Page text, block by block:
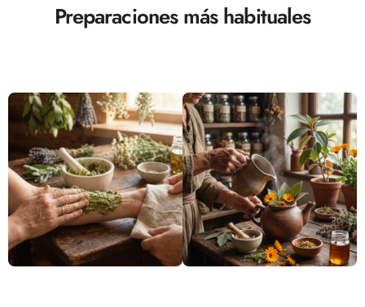
Preparaciones más habituales